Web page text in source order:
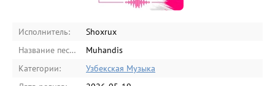
Исполнитель:
Shoxrux
Название песни:
Muhandis
Категории:
Узбекская Музыка